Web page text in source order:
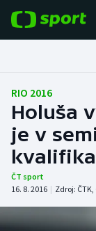
ME v atletice
ME v plavání
Fotbal
Hokej
Tenis
RIO 2016
Holuša
je v
ČT sport
16. 8. 2016 | Zdroj: ČTK,